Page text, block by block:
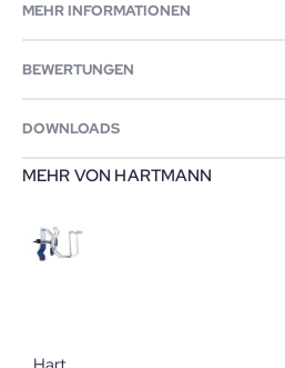
MEHR INFORMATIONEN
BEWERTUNGEN
DOWNLOADS
MEHR VON HARTMANN